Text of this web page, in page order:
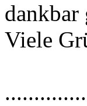
dankbar
Viele